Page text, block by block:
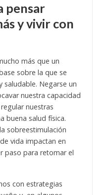
pensar
y vivir con
más que un
sobre la que se
saludable. Negarse un
nuestra capacidad
nuestras
buena salud física.
sobreestimulación
vida impactan en
paso para retomar el
con estrategias